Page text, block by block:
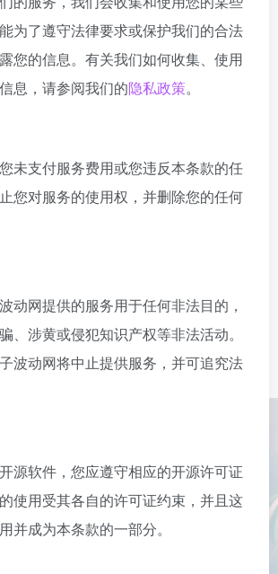
为了遵守法律要求或保护我们的合法
您的信息。有关我们如何收集、使用
息，请参阅我们的隐私政策。
未支付服务费用或您违反本条款的任
您对服务的使用权，并删除您的任何
动网提供的服务用于任何非法目的，
、涉黄或侵犯知识产权等非法活动。
波动网将中止提供服务，并可追究法
源软件，您应遵守相应的开源许可证
使用受其各自的许可证约束，并且这
并成为本条款的一部分。